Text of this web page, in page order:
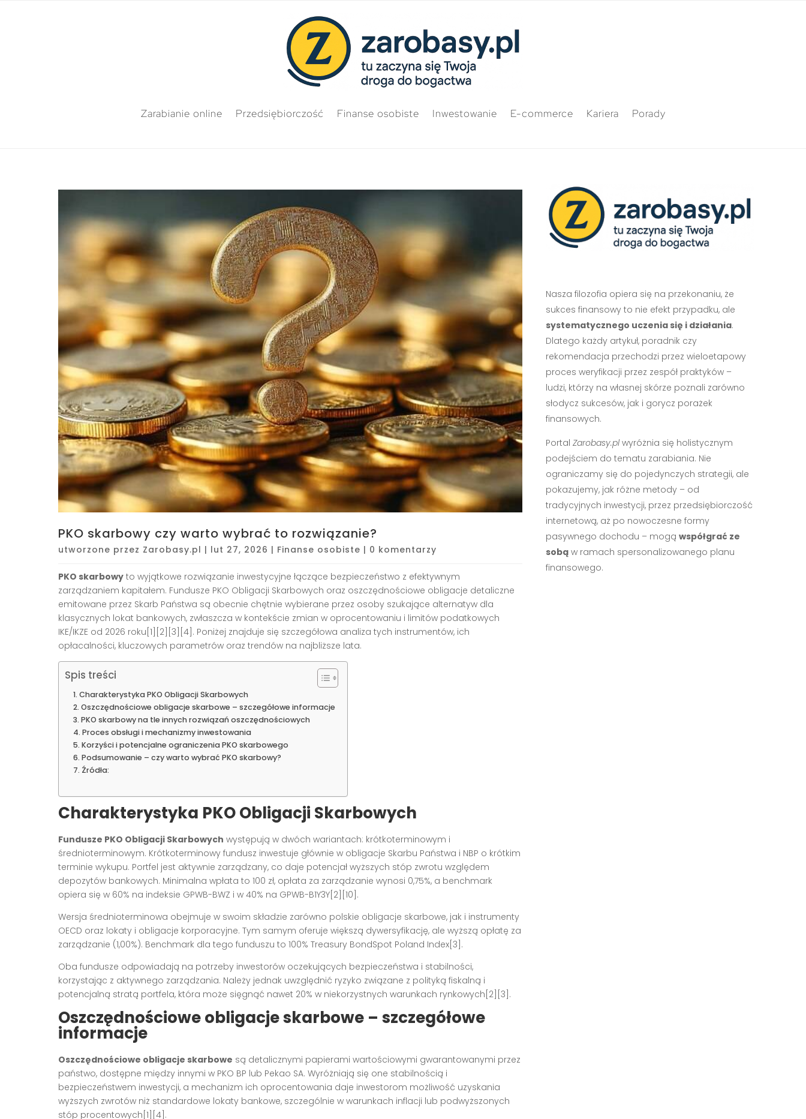
Zarabianie online Przedsiębiorczość Finanse osobiste Inwestowanie E-commerce Kariera Porady
PKO skarbowy czy warto wybrać to rozwiązanie?
utworzone przez Zarobasy.pl | lut 27, 2026 | Finanse osobiste | 0 komentarzy
PKO skarbowy to wyjątkowe rozwiązanie inwestycyjne łączące bezpieczeństwo z efektywnym
zarządzaniem kapitałem. Fundusze PKO Obligacji Skarbowych oraz oszczędnościowe obligacje detaliczne
emitowane przez Skarb Państwa są obecnie chętnie wybierane przez osoby szukające alternatyw dla
klasycznych lokat bankowych, zwłaszcza w kontekście zmian w oprocentowaniu i limitów podatkowych
IKE/IKZE od 2026 roku[1][2][3][4]. Poniżej znajduje się szczegółowa analiza tych instrumentów, ich
opłacalności, kluczowych parametrów oraz trendów na najbliższe lata.
Spis treści
Charakterystyka PKO Obligacji Skarbowych
Oszczędnościowe obligacje skarbowe – szczegółowe informacje
PKO skarbowy na tle innych rozwiązań oszczędnościowych
Proces obsługi i mechanizmy inwestowania
Korzyści i potencjalne ograniczenia PKO skarbowego
Podsumowanie – czy warto wybrać PKO skarbowy?
Źródła:
Charakterystyka PKO Obligacji Skarbowych
Fundusze PKO Obligacji Skarbowych występują w dwóch wariantach: krótkoterminowym i
średnioterminowym. Krótkoterminowy fundusz inwestuje głównie w obligacje Skarbu Państwa i NBP o krótkim
terminie wykupu. Portfel jest aktywnie zarządzany, co daje potencjał wyższych stóp zwrotu względem
depozytów bankowych. Minimalna wpłata to 100 zł, opłata za zarządzanie wynosi 0,75%, a benchmark
opiera się w 60% na indeksie GPWB-BWZ i w 40% na GPWB-B1Y3Y[2][10].
Wersja średnioterminowa obejmuje w swoim składzie zarówno polskie obligacje skarbowe, jak i instrumenty
OECD oraz lokaty i obligacje korporacyjne. Tym samym oferuje większą dywersyfikację, ale wyższą opłatę za
zarządzanie (1,00%). Benchmark dla tego funduszu to 100% Treasury BondSpot Poland Index[3].
Oba fundusze odpowiadają na potrzeby inwestorów oczekujących bezpieczeństwa i stabilności,
korzystając z aktywnego zarządzania. Należy jednak uwzględnić ryzyko związane z polityką fiskalną i
potencjalną stratą portfela, która może sięgnąć nawet 20% w niekorzystnych warunkach rynkowych[2][3].
Oszczędnościowe obligacje skarbowe – szczegółowe
informacje
Oszczędnościowe obligacje skarbowe są detalicznymi papierami wartościowymi gwarantowanymi przez
państwo, dostępne między innymi w PKO BP lub Pekao SA. Wyróżniają się one stabilnością i
bezpieczeństwem inwestycji, a mechanizm ich oprocentowania daje inwestorom możliwość uzyskania
wyższych zwrotów niż standardowe lokaty bankowe, szczególnie w warunkach inflacji lub podwyższonych
stóp procentowych[1][4].
Nasza filozofia opiera się na przekonaniu, że
sukces finansowy to nie efekt przypadku, ale
systematycznego uczenia się i działania.
Dlatego każdy artykuł, poradnik czy
rekomendacja przechodzi przez wieloetapowy
proces weryfikacji przez zespół praktyków –
ludzi, którzy na własnej skórze poznali zarówno
słodycz sukcesów, jak i gorycz porażek
finansowych.
Portal Zarobasy.plwyróżnia się holistycznym
podejściem do tematu zarabiania. Nie
ograniczamy się do pojedynczych strategii, ale
pokazujemy, jak różne metody – od
tradycyjnych inwestycji, przez przedsiębiorczość
internetową, aż po nowoczesne formy
pasywnego dochodu – mogą współgrać ze
sobąw ramach spersonalizowanego planu
finansowego.